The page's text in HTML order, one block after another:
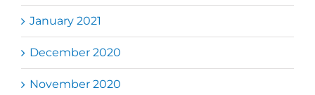
January 2021
December 2020
November 2020